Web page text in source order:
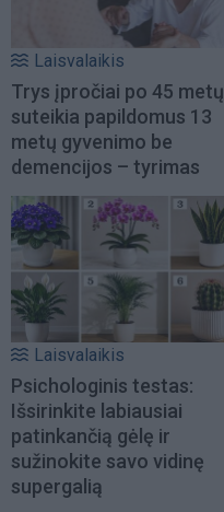
Laisvalaikis
Trys įpročiai po 45 metų
suteikia papildomus 13
metų gyvenimo be
demencijos – tyrimas
Laisvalaikis
Psichologinis testas:
Išsirinkite labiausiai
patinkančią gėlę ir
sužinokite savo vidinę
supergalią